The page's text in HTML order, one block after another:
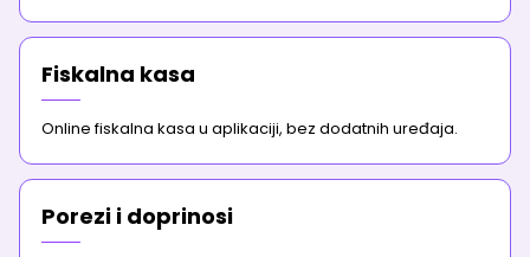
Fiskalna kasa
Online fiskalna kasa u aplikaciji, bez dodatnih uređaja.
Porezi i doprinosi